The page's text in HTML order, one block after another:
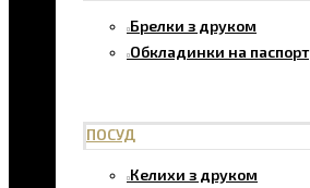
Брелки з друком
Обкладинки на паспорт
ПОСУД
Келихи з друком